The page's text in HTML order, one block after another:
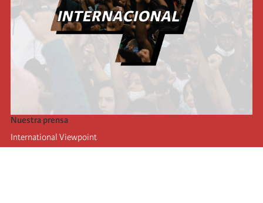
Nuestra prensa
International Viewpoint